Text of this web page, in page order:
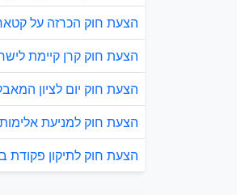
הצעת חוק הכרזה על קטאר
הצעת חוק קרן קיימת
הצעת חוק יום לציון
הצעת חוק למניעת
הצעת חוק לתיקון פקודת